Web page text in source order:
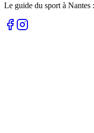
Le guide du sport à Nantes